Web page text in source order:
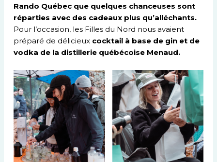
Rando Québec que quelques chanceuses sont
réparties avec des cadeaux plus qu’alléchants.
Pour l’occasion, les Filles du Nord nous avaient
préparé de délicieux cocktail à base de gin et de
vodka de la distillerie québécoise Menaud.